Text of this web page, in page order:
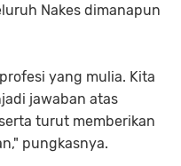
Nakes dimanapun
yang mulia. Kita
jawaban atas
turut memberikan
pungkasnya.